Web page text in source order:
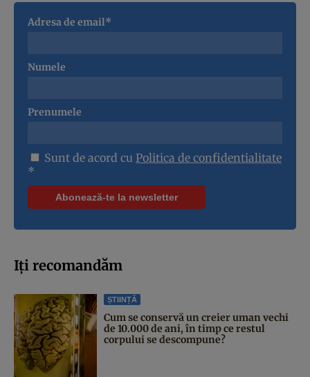
Adresa de email*
Numele
Prenumele
Sunt de acord cu Politica de confidentialitate
*
Iți recomandăm
ȘTIINȚĂ
Cum se conservă un creier uman vechi
de 10.000 de ani, în timp ce restul
corpului se descompune?